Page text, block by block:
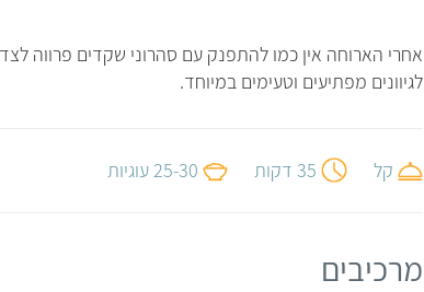
אחרי הארוחה אין כמו להתפנק עם סהרוני שקדים פרווה
לגיוונים מפתיעים וטעימים במיוחד.
קל 35 דקות 25-30 עוגיות
מרכיבים